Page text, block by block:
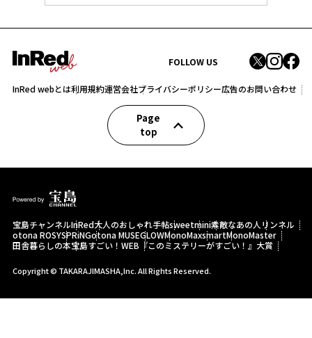
FOLLOW US
InRed webとは利用規約運営会社プライバシーポリシー広告のお問い合わせ
Page
top
宝島チャンネルInRed大人のおしゃれ手帖sweetmini素敵なあの人 リンネル
otona ROSYSPRiNGotona MUSEGLOWMonoMaxsmartMonoMaster
田舎暮らしの本宝島すごい！WEB 『このミステリーがすごい！』大賞
Copyright © TAKARAJIMASHA,Inc. All Rights Reserved.